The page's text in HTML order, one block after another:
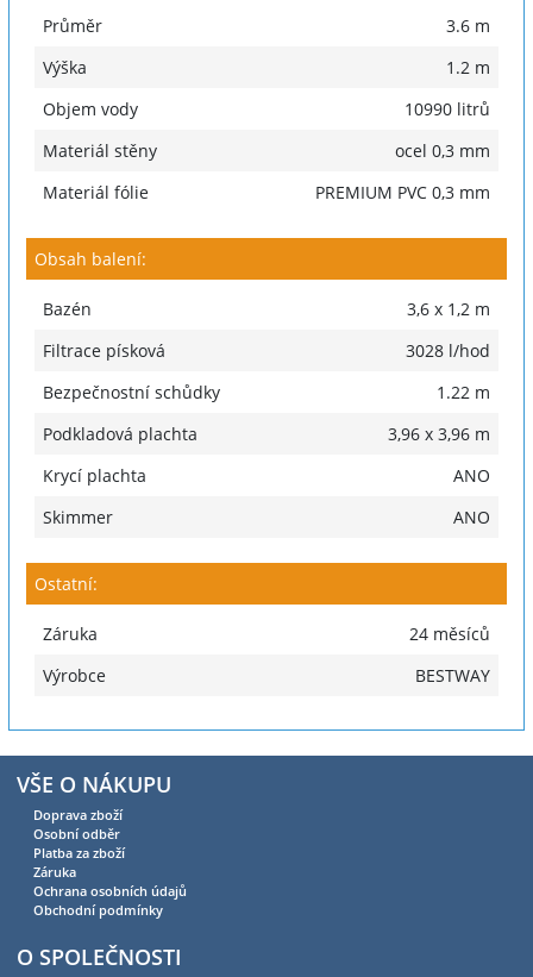
Průměr
3.6 m
Výška
1.2 m
Objem vody
10990 litrů
Materiál stěny
ocel 0,3 mm
Materiál fólie
PREMIUM PVC 0,3 mm
Obsah balení:
Bazén
3,6 x 1,2 m
Filtrace písková
3028 l/hod
Bezpečnostní schůdky
1.22 m
Podkladová plachta
3,96 x 3,96 m
Krycí plachta
ANO
Skimmer
ANO
Ostatní:
Záruka
24 měsíců
Výrobce
BESTWAY
VŠE O NÁKUPU
Doprava zboží
Osobní odběr
Platba za zboží
Záruka
Ochrana osobních údajů
Obchodní podmínky
O SPOLEČNOSTI